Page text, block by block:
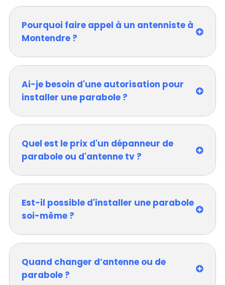
Pourquoi faire appel à un antenniste à
Montendre ?
Ai-je besoin d'une autorisation pour
installer une parabole ?
Quel est le prix d'un dépanneur de
parabole ou d'antenne tv ?
Est-il possible d'installer une parabole
soi-même ?
Quand changer d’antenne ou de
parabole ?